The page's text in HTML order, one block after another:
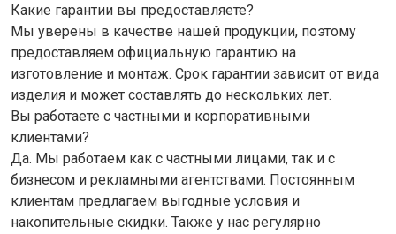
Какие гарантии вы предоставляете?
Мы уверены в качестве нашей продукции, поэтому
предоставляем официальную гарантию на
изготовление и монтаж. Срок гарантии зависит от вида
изделия и может составлять до нескольких лет.
Вы работаете с частными и корпоративными
клиентами?
Да. Мы работаем как с частными лицами, так и с
бизнесом и рекламными агентствами. Постоянным
клиентам предлагаем выгодные условия и
накопительные скидки. Также у нас регулярно